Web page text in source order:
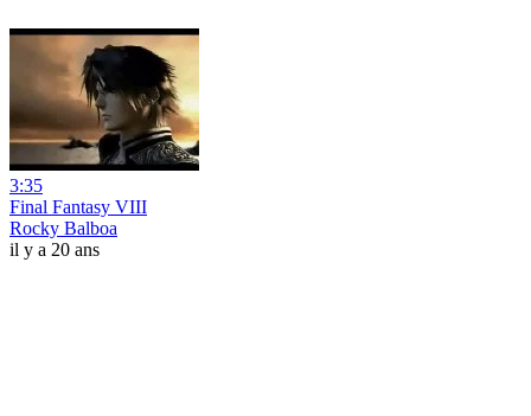
3:35
Final Fantasy VIII
Rocky Balboa
il y a 20 ans